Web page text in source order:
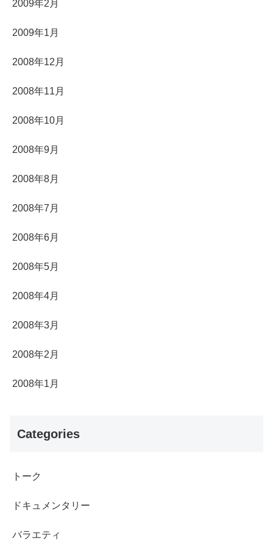
2009年2月
2009年1月
2008年12月
2008年11月
2008年10月
2008年9月
2008年8月
2008年7月
2008年6月
2008年5月
2008年4月
2008年3月
2008年2月
2008年1月
Categories
トーク
ドキュメンタリー
バラエティ